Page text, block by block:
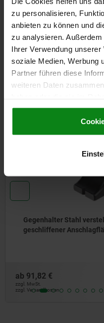
zu personalisieren,
anbieten zu können und
zu analysieren.
Ihrer Verwendung
soziale Medien, Werbung
Partner führen diese
weiteren Daten
gesammelt haben.
DETAILS
CAD
DOWNLOADS
Andere
mit
DETAILS